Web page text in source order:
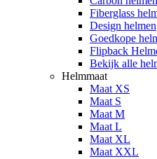
Fiberglass
Design helmen
Goedkope
Flipback
Bekijk alle
Helmmaat
Maat XS
Maat S
Maat M
Maat L
Maat XL
Maat XXL